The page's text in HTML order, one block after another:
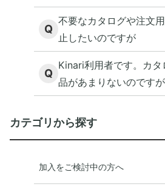
Q
不要なカタログや注文
止したいのですが
Q
Kinari利用者です。カ
品があまりないのです
文ならありますか？
カテゴリから探す
加入をご検討中の方へ